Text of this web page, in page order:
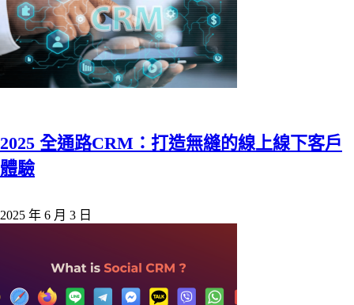
2025 全通路CRM：打造無縫的線上線下客戶
體驗
2025 年 6 月 3 日